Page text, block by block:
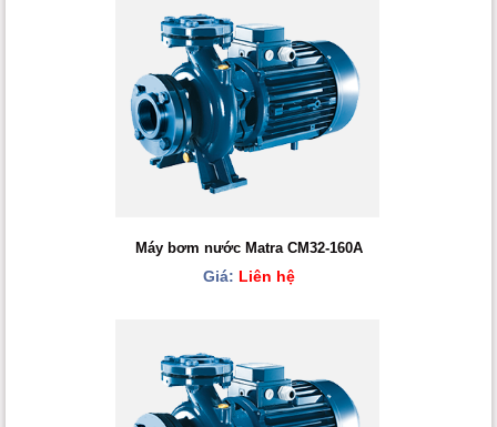
Máy bơm nước Matra CM32-160A
Giá: Liên hệ